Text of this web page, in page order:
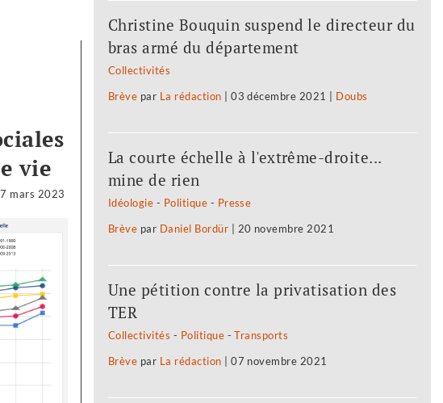
vie
mars 2023
Christine Bouquin suspend le directeur du
bras armé du département
Collectivités
Brève par La rédaction |03 décembre 2021 Doubs
La courte échelle à l'extrême-droite...
mine de rien
Idéologie - Politique - Presse
Brève par Daniel Bordür 20 novembre 2021
Une pétition contre la privatisation des
TER
Collectivités - Politique -Transports
Brève par La rédaction |07 novembre 2021